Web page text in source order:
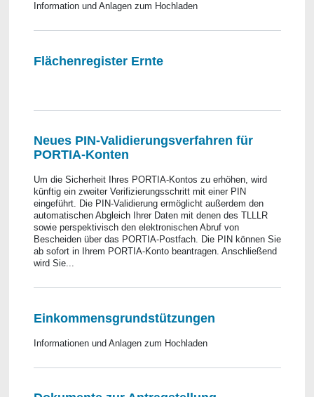
Information und Anlagen zum Hochladen
Flächenregister Ernte
Neues PIN-Validierungsverfahren für
PORTIA-Konten
Um die Sicherheit Ihres PORTIA-Kontos zu erhöhen, wird
künftig ein zweiter Verifizierungsschritt mit einer PIN
eingeführt. Die PIN-Validierung ermöglicht außerdem den
automatischen Abgleich Ihrer Daten mit denen des TLLLR
sowie perspektivisch den elektronischen Abruf von
Bescheiden über das PORTIA-Postfach. Die PIN können Sie
ab sofort in Ihrem PORTIA-Konto beantragen. Anschließend
wird Sie...
Einkommensgrundstützungen
Informationen und Anlagen zum Hochladen